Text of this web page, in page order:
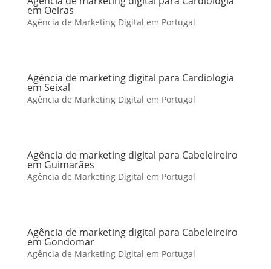
em Oeiras
Agência de Marketing Digital em Portugal
Agência de marketing digital para Cardiologia
em Seixal
Agência de Marketing Digital em Portugal
Agência de marketing digital para Cabeleireiro
em Guimarães
Agência de Marketing Digital em Portugal
Agência de marketing digital para Cabeleireiro
em Gondomar
Agência de Marketing Digital em Portugal